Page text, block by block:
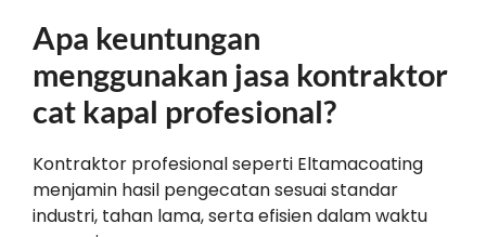
Apa keuntungan
menggunakan jasa kontraktor
cat kapal profesional?
Kontraktor profesional seperti Eltamacoating
menjamin hasil pengecatan sesuai standar
industri, tahan lama, serta efisien dalam waktu